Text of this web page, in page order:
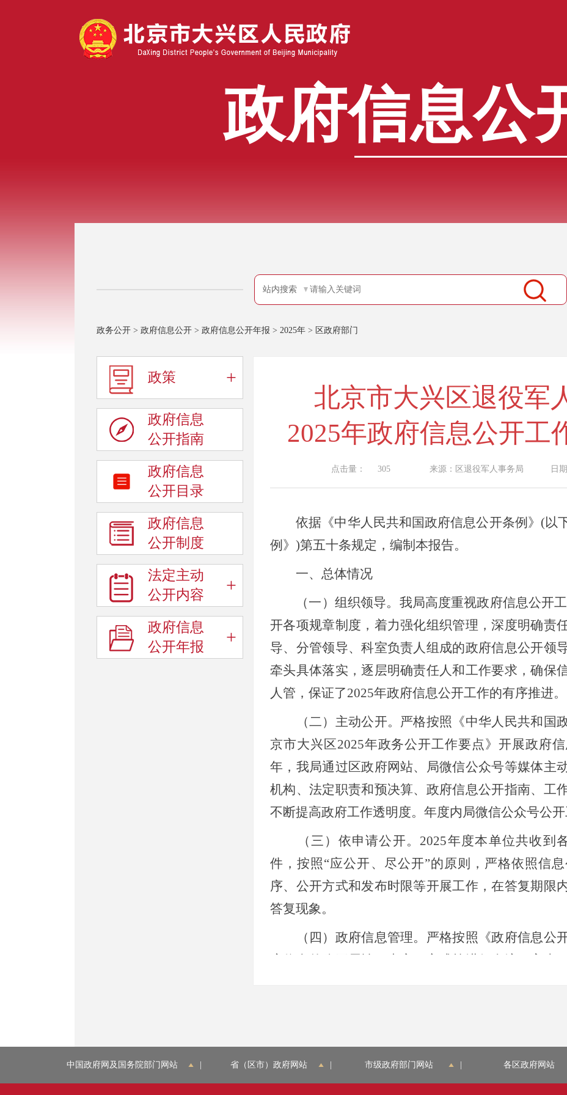
政府信息公
站内搜索
政务公开 > 政府信息公开 > 政府信息公开年报 > 2025年 > 区政府部门
政策 +
政府信息
公开指南
政府信息
公开目录
政府信息
公开制度
法定主动
公开内容
+
政府信息
公开年报
+
北京市大兴区退役军
2025年政府信息公开工
点击量： 305 来源：区退役军人事务局 日
依据《中华人民共和国政府信息公开条例》(以
例》)第五十条规定，编制本报告。
一、总体情况
（一）组织领导。我局高度重视政府信息公开工
开各项规章制度，着力强化组织管理，深度明确责
导、分管领导、科室负责人组成的政府信息公开领
牵头具体落实，逐层明确责任人和工作要求，确保
人管，保证了2025年政府信息公开工作的有序推进。
（二）主动公开。严格按照《中华人民共和国
京市大兴区2025年政务公开工作要点》开展政府
年，我局通过区政府网站、局微信公众号等媒体主
机构、法定职责和预决算、政府信息公开指南、工
不断提高政府工作透明度。年度内局微信公众号公开
（三）依申请公开。2025年度本单位共收到
件，按照“应公开、尽公开”的原则，严格依照信
序、公开方式和发布时限等开展工作，在答复期限
答复现象。
（四）政府信息管理。严格按照《政府信息公
（五）政府信息公开平台建设。加强我局政务新
中国政府网及国务院部门网站 省（区市）政府网站 市级政府部门网站 各区政府网站